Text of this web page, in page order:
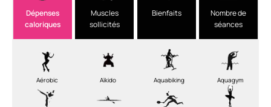
Dépenses
caloriques
Muscles
sollicités
Bienfaits
Nombre de
séances
Aérobic Aïkido Aquabiking Aquagym